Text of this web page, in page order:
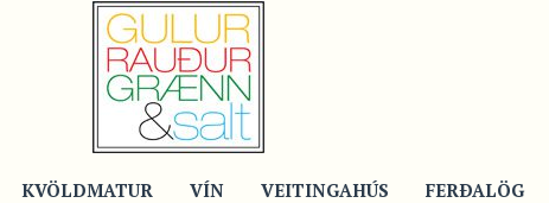
KVÖLDMATUR VÍN VEITINGAHÚS FERÐALÖG